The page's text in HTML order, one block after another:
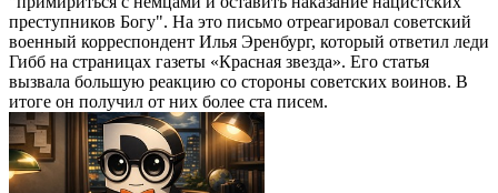
преступников Богу". На это письмо отреагировал советский
военный корреспондент Илья Эренбург, который ответил леди
Гибб на страницах газеты «Красная звезда». Его статья
вызвала большую реакцию со стороны советских воинов. В
итоге он получил от них более ста писем.